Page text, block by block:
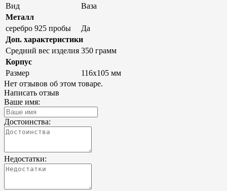
Вид
Ваза
Металл
серебро 925 пробы
Да
Доп. характеристики
Средний вес изделия 350 грамм
Корпус
Размер
116х105 мм
Нет отзывов об этом товаре.
Написать отзыв
Ваше имя:
Достоинства:
Недостатки: